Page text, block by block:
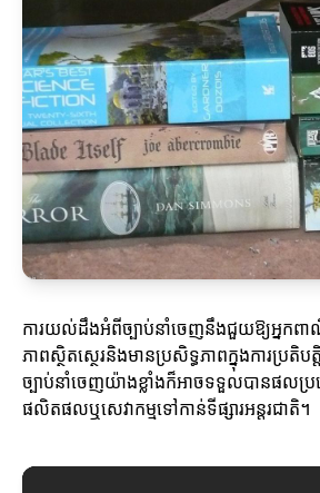
ការយល់ដឹងអំពីច្បាប់នាំចេញនឹងជួយឱ្យអ្នកពាណិជ្
ភាពស្ថិតស្ថេរនិងមានប្រសិទ្ធភាពក្នុងការប្រតិ
ច្បាប់នាំចេញយ៉ាងខ្លាំងក៏អាចទទួលបានផល
ផលិតផលឬសេវាកម្មទៅកាន់ទីផ្សារអន្តរជាតិ។